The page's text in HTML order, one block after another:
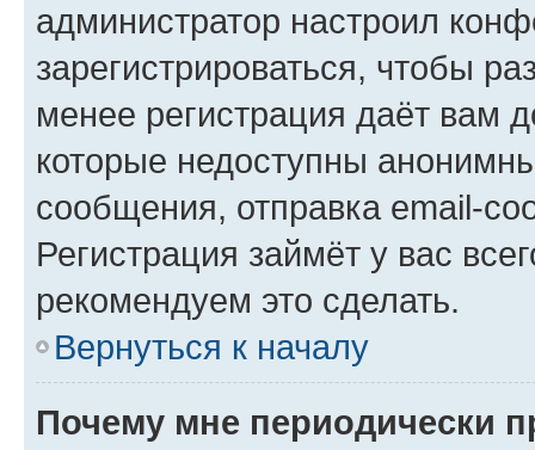
администратор настроил
зарегистрироваться, чтобы
менее регистрация даёт вам
которые недоступны
сообщения, отправка email-
Регистрация займёт у вас
рекомендуем это сделать.
Вернуться к началу
Почему мне периодически